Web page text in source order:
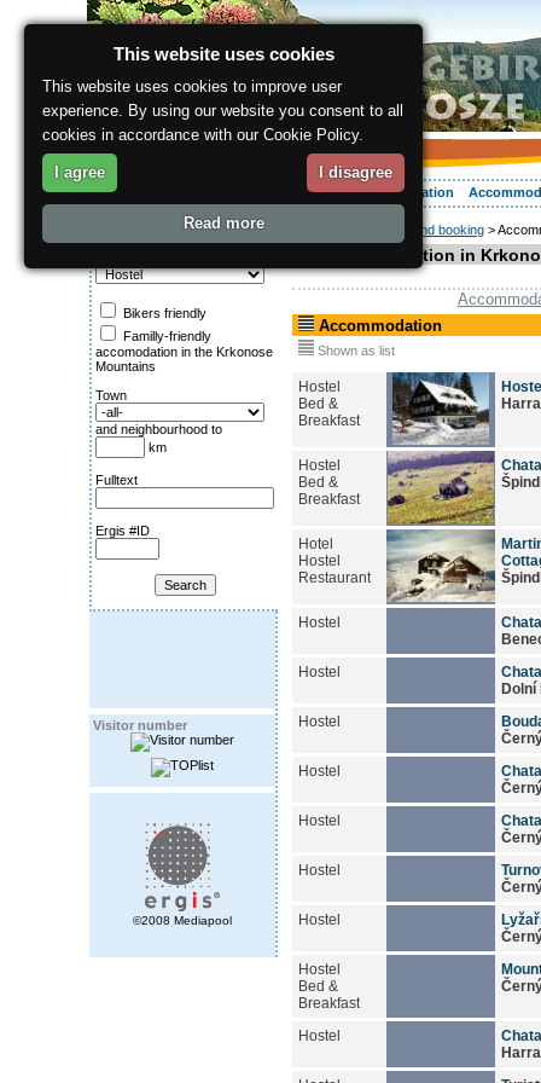
About the region Relaxing Your vacation
Search for:
Bikers friendly
Familly-friendly
accomodation in the Krkonose
Mountains
Town
and neighbourhood to
km
Fulltext
Ergis #ID
Visitor number
©2008 Mediapool
Choosing and booking >
Accommodation in
Accommodation
Shown as list
Hostel
Bed &
Breakfast
Hostel
Bed &
Breakfast
Hotel
Hostel
Restaurant
Hostel
Hostel
Dolní
Hostel
Hostel
Hostel
Hostel
Hostel
Hostel
Bed &
Breakfast
Hostel
This website uses cookies
This website uses cookies to improve user
experience. By using our website you consent to all
cookies in accordance with our Cookie Policy.
I agree I disagree
Read more